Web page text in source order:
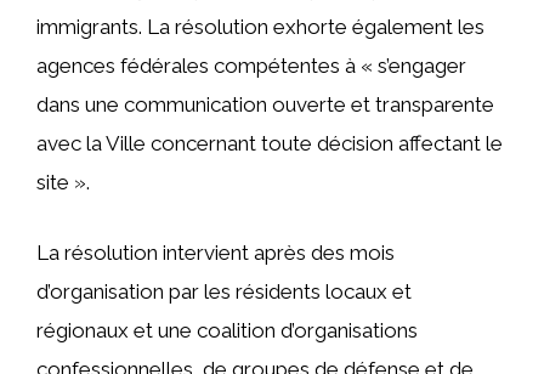
immigrants. La résolution exhorte également les
agences fédérales compétentes à « s’engager
dans une communication ouverte et transparente
avec la Ville concernant toute décision affectant le
site ».
La résolution intervient après des mois
d’organisation par les résidents locaux et
régionaux et une coalition d’organisations
confessionnelles, de groupes de défense et de